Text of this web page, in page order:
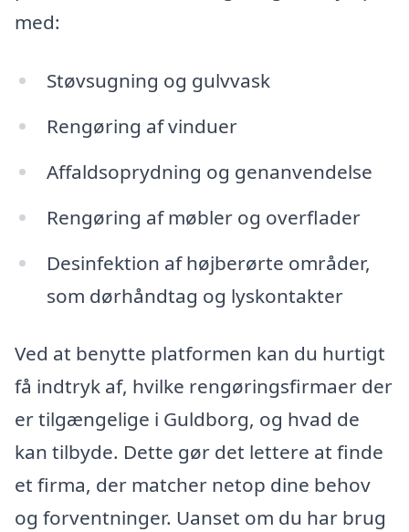
med:
Støvsugning og gulvvask
Rengøring af vinduer
Affaldsoprydning og genanvendelse
Rengøring af møbler og overflader
Desinfektion af højberørte områder,
som dørhåndtag og lyskontakter
Ved at benytte platformen kan du hurtigt
få indtryk af, hvilke rengøringsfirmaer der
er tilgængelige i Guldborg, og hvad de
kan tilbyde. Dette gør det lettere at finde
et firma, der matcher netop dine behov
og forventninger. Uanset om du har brug